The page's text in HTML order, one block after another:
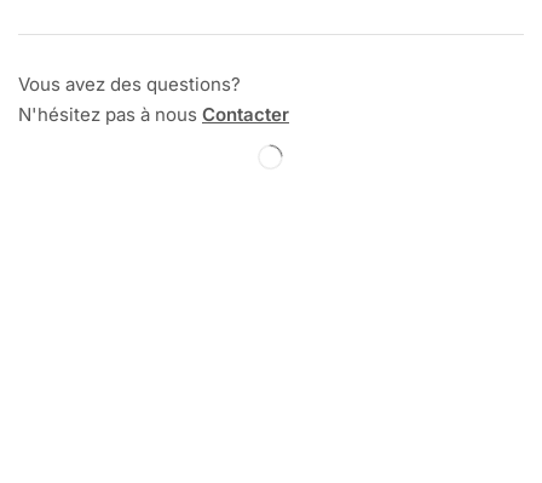
Vous avez des questions?
N'hésitez pas à nous Contacter